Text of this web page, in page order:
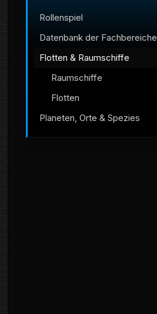
Rollenspiel
Datenbank der Fachbereiche
Flotten & Raumschiffe
Raumschiffe
Flotten
Planeten, Orte & Spezies